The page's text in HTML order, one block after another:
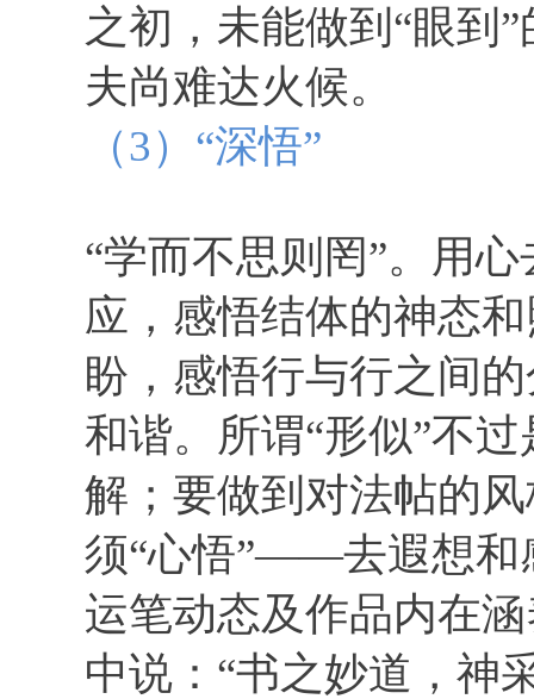
之初，未能做到“眼到
夫尚难达火候。
（3）“深悟”
“学而不思则罔”。用
应，感悟结体的神态
盼，感悟行与行之间
和谐。所谓“形似”不
解；要做到对法帖的
须“心悟”——去遐想和
运笔动态及作品内在
中说：“书之妙道，神